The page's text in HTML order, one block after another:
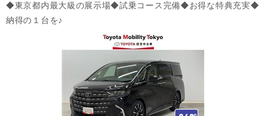
◆東京都内最大級の展示場◆試乗コース完備◆お得な特典充実◆
納得の１台を♪